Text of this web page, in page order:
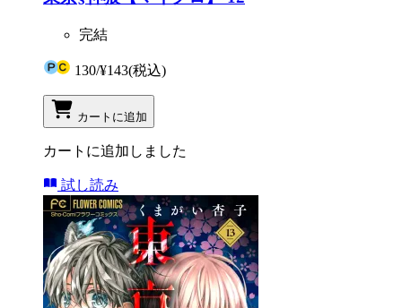
完結
130/¥143(税込)
カートに追加
カートに追加しました
試し読み